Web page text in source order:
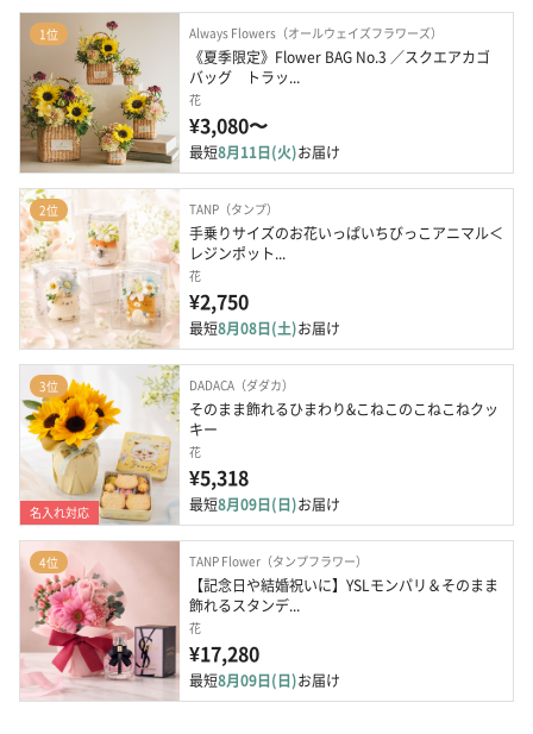
1位 Always Flowers（オールウェイズフラワーズ）
《夏季限定》Flower BAG No.3 ／スクエアカゴ
バッグ　トラッ...
花
¥3,080〜
最短8月11日(火)お届け
2位 TANP（タンプ）
手乗りサイズのお花いっぱいちびっこアニマル＜
レジンポット...
花
¥2,750
最短8月08日(土)お届け
3位
名入れ対応
DADACA（ダダカ）
そのまま飾れるひまわり&こねこのこねこねクッ
キー
花
¥5,318
最短8月09日(日)お届け
4位 TANP Flower（タンプフラワー）
【記念日や結婚祝いに】YSLモンパリ＆そのまま
飾れるスタンデ...
花
¥17,280
最短8月09日(日)お届け